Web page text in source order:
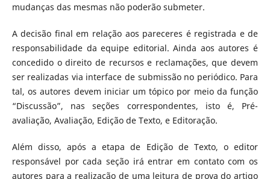
mudanças das mesmas não poderão submeter.
A decisão final em relação aos pareceres é registrada e de
responsabilidade da equipe editorial. Ainda aos autores é
concedido o direito de recursos e reclamações, que devem
ser realizadas via interface de submissão no periódico. Para
tal, os autores devem iniciar um tópico por meio da função
“Discussão”, nas seções correspondentes, isto é, Pré-
avaliação, Avaliação, Edição de Texto, e Editoração.
Além disso, após a etapa de Edição de Texto, o editor
responsável por cada seção irá entrar em contato com os
autores para a realização de uma leitura de prova do artigo